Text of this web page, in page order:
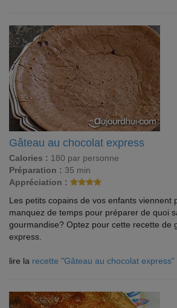
Gâteau au chocolat express
Calories : 180 par personne
Préparation : 35 min
Appréciation :
Les petits copains de vos enfants viennent
manquez de temps pour préparer de quoi
gourmandise? Optez pour cette recette de
express.
lire la recette "Gâteau au chocolat express"